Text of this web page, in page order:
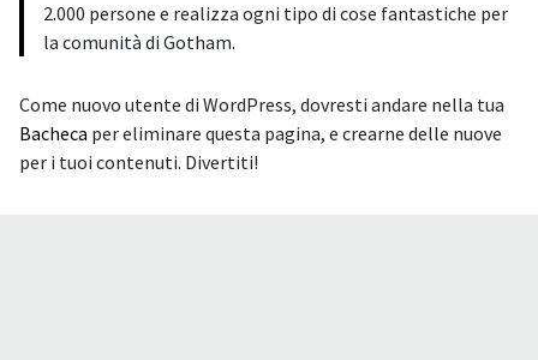
2.000 persone e realizza ogni tipo di cose fantastiche per
la comunità di Gotham.
Come nuovo utente di WordPress, dovresti andare nella tua
Bacheca per eliminare questa pagina, e crearne delle nuove
per i tuoi contenuti. Divertiti!